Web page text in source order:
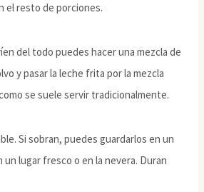
el resto de porciones.
del todo puedes hacer una mezcla de
y pasar la leche frita por la mezcla
se suele servir tradicionalmente.
Si sobran, puedes guardarlos en un
lugar fresco o en la nevera. Duran